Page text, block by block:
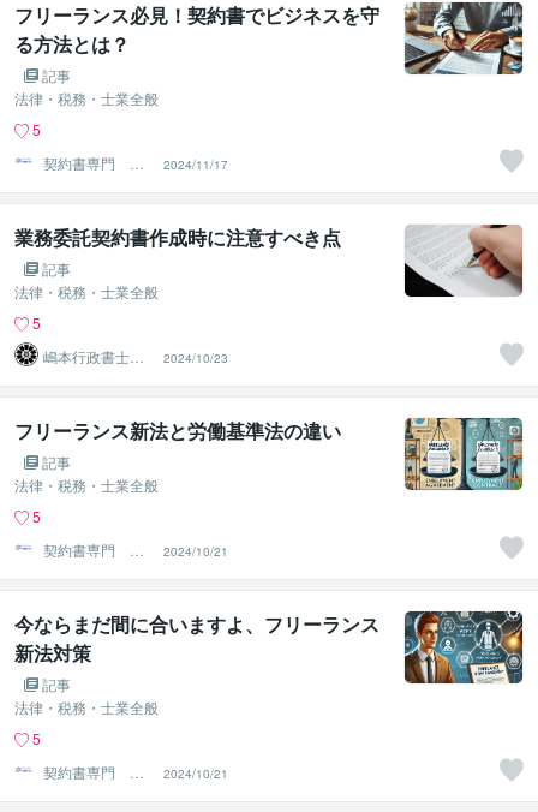
フリーランス必見！契約書でビジネスを守
る方法とは？
記事
法律・税務・士業全般
5
契約書専門 ア
トラス行政書士
法人
2024/11/17
業務委託契約書作成時に注意すべき点
記事
法律・税務・士業全般
5
嶋本行政書士事
務所
2024/10/23
フリーランス新法と労働基準法の違い
記事
法律・税務・士業全般
5
契約書専門 ア
トラス行政書士
法人
2024/10/21
今ならまだ間に合いますよ、フリーランス
新法対策
記事
法律・税務・士業全般
5
契約書専門 ア
トラス行政書士
法人
2024/10/21